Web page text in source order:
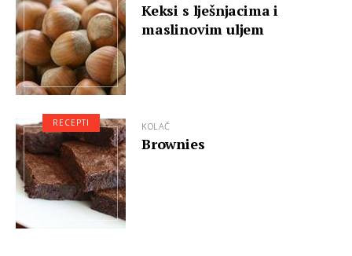
Keksi s lješnjacima i
maslinovim uljem
KOLAČ
Brownies
RECEPTI